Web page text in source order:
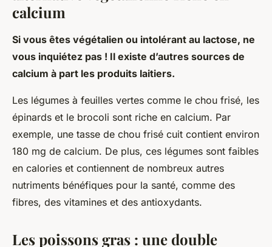
calcium
Si vous êtes végétalien ou intolérant au lactose, ne
vous inquiétez pas ! Il existe d’autres sources de
calcium à part les produits laitiers.
Les légumes à feuilles vertes comme le chou frisé, les
épinards et le brocoli sont riche en calcium. Par
exemple, une tasse de chou frisé cuit contient environ
180 mg de calcium. De plus, ces légumes sont faibles
en calories et contiennent de nombreux autres
nutriments bénéfiques pour la santé, comme des
fibres, des vitamines et des antioxydants.
Les poissons gras : une double